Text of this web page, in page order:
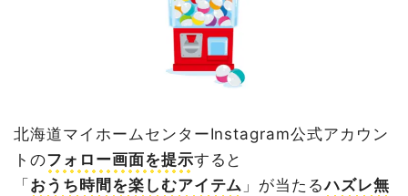
北海道マイホームセンターInstagram公式アカウン
トのフォロー画面を提示すると
「 おうち時間を楽しむアイテム 」が当たるハズレ無